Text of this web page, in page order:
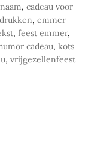
, cadeau voor
, emmer
, feest emmer,
cadeau, kots
, vrijgezellenfeest